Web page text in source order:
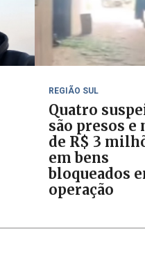
REGIÃO SUL
Quatro
são presos e
de R$ 3
em bens
bloqueados
operação